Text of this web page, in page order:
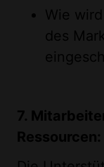
Wie
des
7.
Ressourcen: